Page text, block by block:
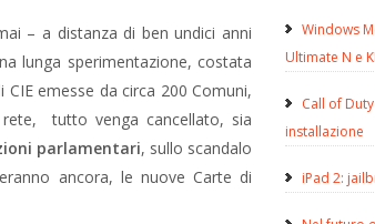
Windows
Ultimate N e
Call of
installazione
iPad 2:
– a distanza di ben undici anni
lunga sperimentazione, costata
emesse da circa 200 Comuni,
rete, tutto venga cancellato, sia
parlamentari, sullo scandalo
ancora, le nuove Carte di